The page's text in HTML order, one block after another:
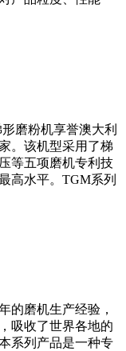
磨粉机享誉澳大利
。该机型采用了梯
等五项磨机专利技
高水平。TGM系列
的磨机生产经验，
吸收了世界各地的
系列产品是一种专